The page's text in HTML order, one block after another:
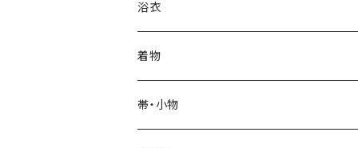
単衣
袷
浴衣
レディース
メンズ
帯
名古屋帯
羽織・コート
IKS COLLECTION
JUNKO KOSHINO
撫松庵
浴衣
レディース浴衣
メンズ浴衣
着物
着物
帯・小物